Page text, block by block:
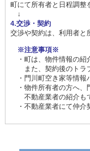
町にて所有者と日程調整
↓
4.交渉・契約
交渉や契約は、利用者と
※注意事項※
・町は、物件情報の紹
また、契約後のトラブ
・門川町空き家等情報
・物件所有者の方へ、
不動産業者の紹介もで
・不動産業者にて仲介